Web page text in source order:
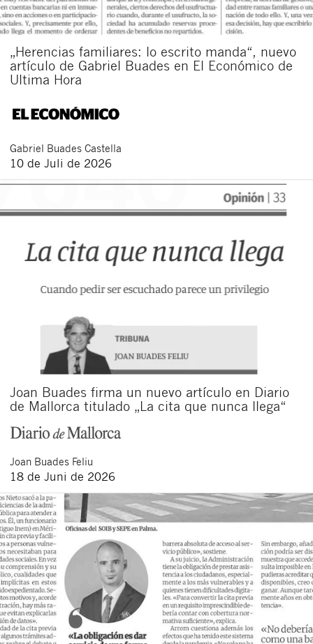
„Herencias familiares: lo escrito manda“, nuevo
artículo de Gabriel Buades en El Económico de
Ultima Hora
Gabriel Buades Castella
10 de Juli de 2026
Joan Buades firma un nuevo artículo en Diario
de Mallorca titulado „La cita que nunca llega“
Joan Buades Feliu
18 de Juni de 2026